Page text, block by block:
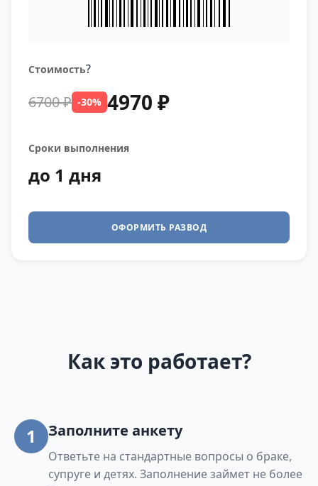
Стоимость?
6700 ₽ -30% 4970 ₽
Сроки выполнения
до 1 дня
ОФОРМИТЬ РАЗВОД
Как это работает?
1 Заполните анкету
Ответьте на стандартные вопросы о браке,
супруге и детях. Заполнение займет не более